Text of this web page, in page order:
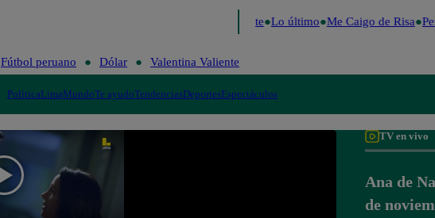
Valentina Valiente Lo último Me Caigo de Risa
Fútbol peruano Dólar Valentina Valiente
PolíticaLimaMundoTe ayudoTendenciasDeportesEspectáculos
TV en vivo
Ana de
de